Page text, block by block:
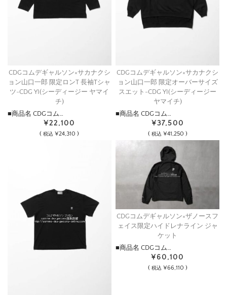
CDGコムデギャルソン×サカナクシ
ョン山口一郎 限定ロンT 長袖Tシャ
ツ-CDG YI(シーディージー ヤマイ
チ)
■商品名 CDGコム…
¥22,100
(税込 ¥24,310 )
CDGコムデギャルソン×サカナクシ
ョン山口一郎 限定オーバーサイズ
スエット-CDG YI(シーディージー
ヤマイチ)
■商品名 CDGコム…
¥37,500
( 税込 ¥41,250 )
CDGコムデギャルソン×ザノースフ
ェイス限定ハイドレナライン ジャ
ケット
■商品名 CDGコム…
¥60,100
( 税込 ¥66,110 )